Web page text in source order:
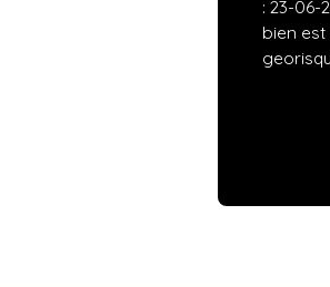
: 23-06-
bien